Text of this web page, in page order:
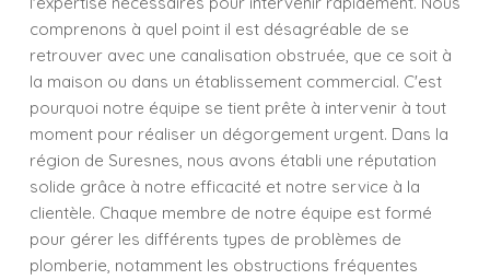
comprenons à quel point il est désagréable de se
retrouver avec une canalisation obstruée, que ce soit à
la maison ou dans un établissement commercial. C'est
pourquoi notre équipe se tient prête à intervenir à tout
moment pour réaliser un dégorgement urgent. Dans la
région de Suresnes, nous avons établi une réputation
solide grâce à notre efficacité et notre service à la
clientèle. Chaque membre de notre équipe est formé
pour gérer les différents types de problèmes de
plomberie, notamment les obstructions fréquentes